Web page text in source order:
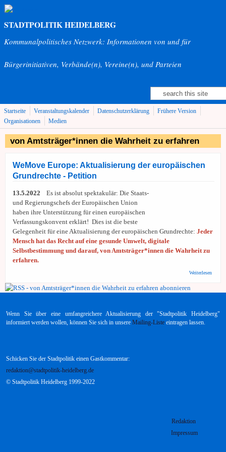
Direkt zum Inhalt
STADTPOLITIK HEIDELBERG
Kommunalpolitisches Netzwerk: Informationen von und für
Bürgerinitiativen, Verbände(n), Vereine(n), und Parteien
Suchformular
Suche
Startseite Veranstaltungskalender Datenschutzerklärung
Frühere Version
Organisationen
Medien
von Amtsträger*innen die Wahrheit zu erfahren
WeMove Europe: Aktualisierung der europäischen
Grundrechte - Petition
13.5.2022 Es ist absolut spektakulär: Die Staats-
und Regierungschefs der Europäischen Union
haben ihre Unterstützung für einen europäischen
Verfassungskonvent erklärt! Dies ist die beste
Gelegenheit für eine Aktualisierung der europäischen Grundrechte: Jeder
Mensch hat das Recht auf eine gesunde Umwelt, digitale
Selbstbestimmung und darauf, von Amtsträger*innen die Wahrheit zu
erfahren.
Weiterlesen
der
Wenn Sie über eine umfangreichere Aktualisierung der "Stadtpolitik Heidelberg"
informiert werden wollen, können Sie sich in unsere Mailing-Liste eintragen lassen.
Schicken Sie der Stadtpolitik einen Gastkommentar:
redaktion@stadtpolitik-heidelberg.de
© Stadtpolitik Heidelberg 1999-2022
Redaktion
Impressum